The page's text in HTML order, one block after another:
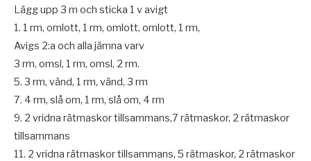
Lägg upp 3 m och sticka 1 v avigt
1. 1 rm, omlott, 1 rm, omlott, omlott, 1 rm,
Avigs 2:a och alla jämna varv
3 rm, omsl, 1 rm, omsl, 2 rm.
5. 3 rm, vänd, 1 rm, vänd, 3 rm
7. 4 rm, slå om, 1 rm, slå om, 4 rm
9. 2 vridna rätmaskor tillsammans,7 rätmaskor, 2 rätmaskor
tillsammans
11. 2 vridna rätmaskor tillsammans, 5 rätmaskor, 2 rätmaskor